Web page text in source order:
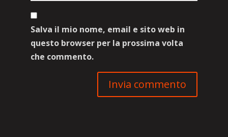
Salva il mio nome, email e sito web in
questo browser per la prossima volta
che commento.